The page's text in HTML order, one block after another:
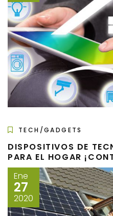
TECH/GADGETS
DISPOSITIVOS DE
PARA EL HOGAR
Ene
27
2020